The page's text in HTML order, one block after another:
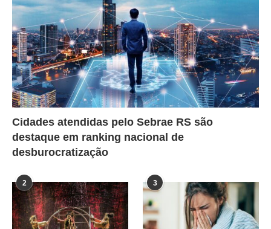
Cidades atendidas pelo Sebrae RS são
destaque em ranking nacional de
desburocratização
2 3